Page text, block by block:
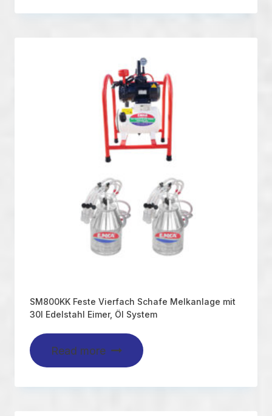
SM800KK Feste Vierfach Schafe Melkanlage mit
30l Edelstahl Eimer, Öl System
Read more